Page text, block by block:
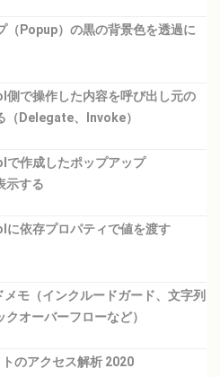
（Popup）の黒の背景色を透過に
で操作した内容を呼び出し元の
（Delegate、Invoke）
作成したポップアップ
示する
依存プロパティで値を渡す
メモ（インクルードガード、文字列
オーバーフローなど）
のアクセス解析 2020